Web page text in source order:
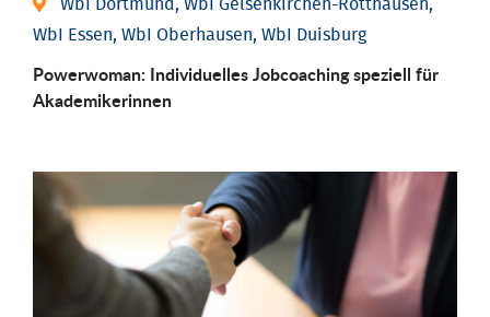
WbI Dortmund, WbI Gelsenkirchen-Rotthausen,
WbI Essen, WbI Oberhausen, WbI Duisburg
Powerwoman: Individu­elles Job­coaching speziell für
Aka­demiker­innen